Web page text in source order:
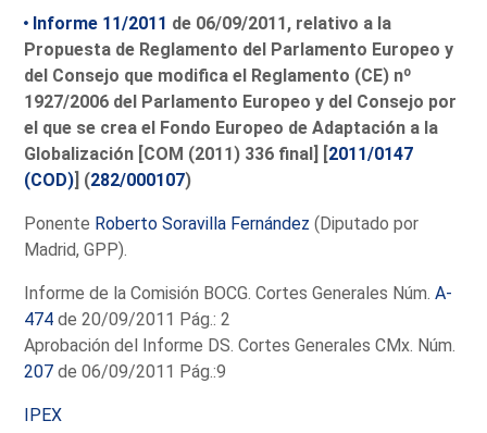
Informe 11/2011 de 06/09/2011, relativo a la
Propuesta de Reglamento del Parlamento Europeo y
del Consejo que modifica el Reglamento (CE) nº
1927/2006 del Parlamento Europeo y del Consejo por
el que se crea el Fondo Europeo de Adaptación a la
Globalización [COM (2011) 336 final] [2011/0147
(COD)] (282/000107)
Ponente Roberto Soravilla Fernández (Diputado por
Madrid, GPP).
Informe de la Comisión BOCG. Cortes Generales Núm.A-
474 de 20/09/2011 Pág.: 2
Aprobación del Informe DS. Cortes Generales CMx. Núm.
207 de 06/09/2011 Pág.:9
IPEX